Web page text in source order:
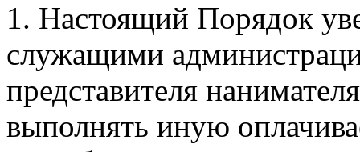
1. Настоящий Порядок
служащими
представителя
выполнять иную